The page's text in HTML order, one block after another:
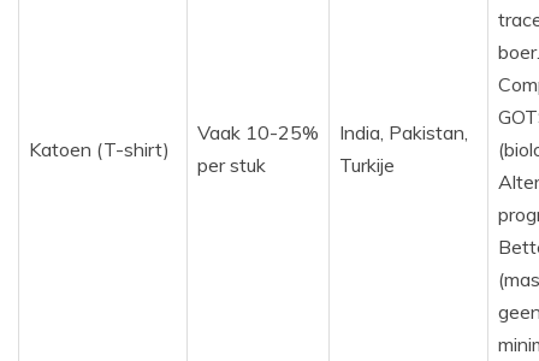
Katoen (T-shirt)
Vaak 10-25%
per stuk
India, Pakistan,
Turkije
boer.